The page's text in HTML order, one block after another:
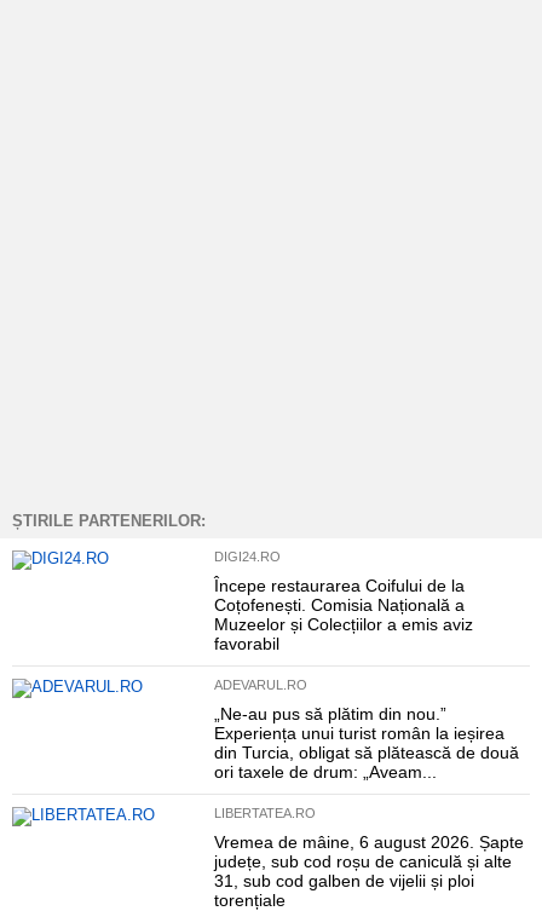
ȘTIRILE PARTENERILOR:
DIGI24.RO
Începe restaurarea Coifului de la
Coțofenești. Comisia Națională a
Muzeelor și Colecțiilor a emis aviz
favorabil
ADEVARUL.RO
„Ne-au pus să plătim din nou.”
Experiența unui turist român la ieșirea
din Turcia, obligat să plătească de două
ori taxele de drum: „Aveam...
LIBERTATEA.RO
Vremea de mâine, 6 august 2026. Șapte
județe, sub cod roșu de caniculă și alte
31, sub cod galben de vijelii și ploi
torențiale